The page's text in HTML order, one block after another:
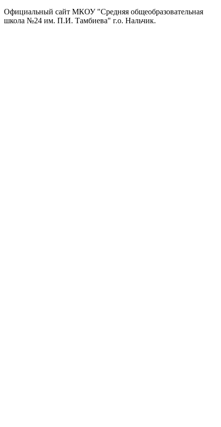
Официальный сайт МКОУ "Средняя общеобразовательная
школа №24 им. П.И. Тамбиева" г.о. Нальчик.